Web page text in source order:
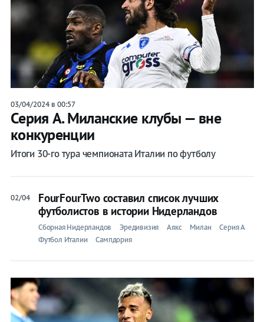
03/04/2024 в 00:57
Серия А. Миланские клубы — вне
конкуренции
Итоги 30-го тура чемпионата Италии по футболу
02/04
FourFourTwo составил список лучших
футболистов в истории Нидерландов
Сборная Нидерландов Эредивизия Аякс Милан
Серия A
Футбол Италии
Сампдория